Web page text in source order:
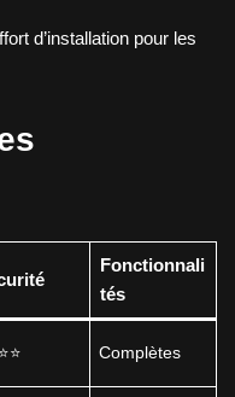
d’installation pour les
Fonctionnali
tés
Complètes